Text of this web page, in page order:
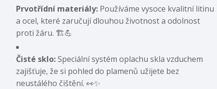
Prvotřídní materiály: Používáme vysoce kvalitní litinu
a ocel, které zaručují dlouhou životnost a odolnost
proti žáru. 🏗️💪
Čisté sklo:Speciální systém oplachu skla vzduchem
zajišťuje, že si pohled do plamenů užijete bez
neustálého čištění. 👀✨